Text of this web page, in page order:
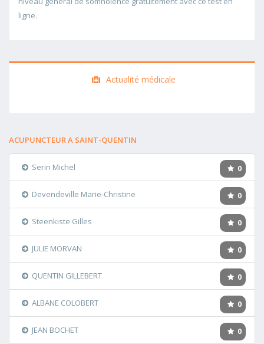
ligne.
Actualité médicale
ACUPUNCTEUR A SAINT-QUENTIN
0
Serin Michel
0
Devendeville Marie-Christine
0
Steenkiste Gilles
0
JULIE MORVAN
0
QUENTIN GILLEBERT
0
ALBANE COLOBERT
0
JEAN BOCHET